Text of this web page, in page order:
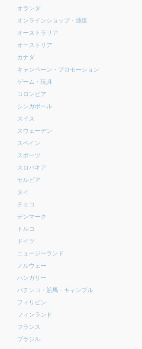
オランダ
オンラインショップ・通販
オーストラリア
オーストリア
カナダ
キャンペーン・プロモーション
ゲーム・玩具
コロンビア
シンガポール
スイス
スウェーデン
スペイン
スポーツ
スロバキア
セルビア
タイ
チェコ
デンマーク
トルコ
ドイツ
ニュージーランド
ノルウェー
ハンガリー
パチンコ・競馬・ギャンブル
フィリピン
フィンランド
フランス
ブラジル